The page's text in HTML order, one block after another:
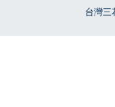
台灣三